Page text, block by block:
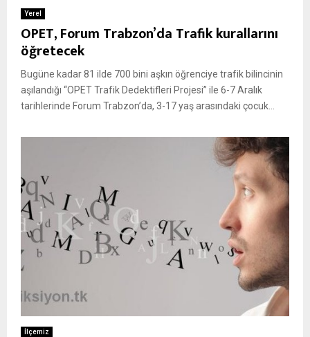
Yerel
OPET, Forum Trabzon’da Trafik kurallarını
öğretecek
Bugüne kadar 81 ilde 700 bini aşkın öğrenciye trafik bilincinin
aşılandığı “OPET Trafik Dedektifleri Projesi” ile 6-7 Aralık
tarihlerinde Forum Trabzon’da, 3-17 yaş arasındaki çocuk...
İlçemiz